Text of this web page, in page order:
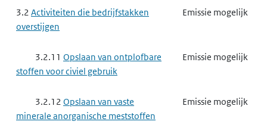
3.2 Activiteiten die bedrijfstakken
overstijgen
Emissie mogelijk
3.2.11 Opslaan van ontplofbare
stoffen voor civiel gebruik
Emissie mogelijk
3.2.12 Opslaan van vaste
minerale anorganische meststoffen
Emissie mogelijk